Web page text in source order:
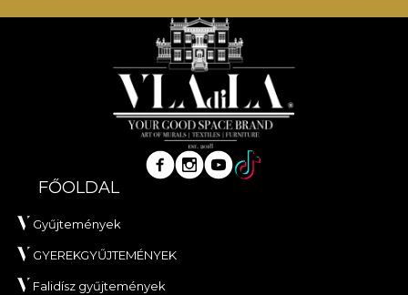
FŐOLDAL
Gyűjtemények
GYEREKGYŰJTEMÉNYEK
Falidísz gyűjtemények